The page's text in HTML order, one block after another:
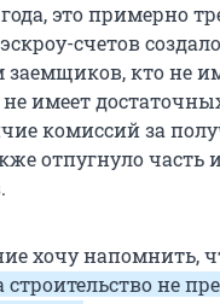
это примерно
счетов
заемщиков, кто не
имеет
комиссий за
отпугнуло часть
хочу напомнить,
не